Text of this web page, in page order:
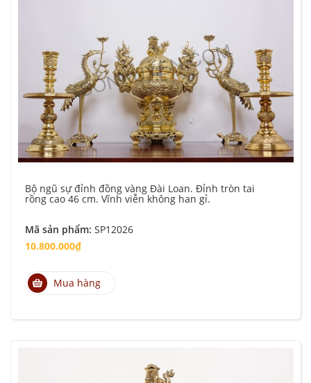
Bộ ngũ sự đỉnh đồng vàng Đài Loan. Đỉnh tròn tai
rồng cao 46 cm. Vĩnh viễn không han gỉ.
Mã sản phẩm: SP12026
10.800.000₫
Mua hàng